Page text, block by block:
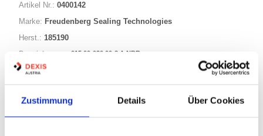
Zustimmung Details Über Cookies
Artikel Nr.: 0400142
Marke: Freudenberg Sealing Technologies
Herst.: 185190
Bezeichnung:
015,00-030,00-8 A NBR
Innen Ø:
Bauform: A